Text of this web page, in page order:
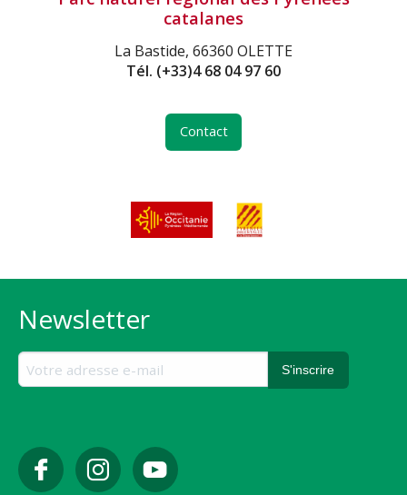
catalanes
La Bastide, 66360 OLETTE
Tél. (+33)4 68 04 97 60
Contact
Newsletter